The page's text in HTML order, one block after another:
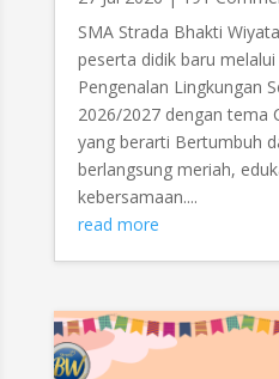
SMA Strada Bhakti
peserta didik baru
Pengenalan Lingkungan
2026/2027 dengan tema
yang berarti Bertumbuh
berlangsung meriah,
kebersamaan....
read more